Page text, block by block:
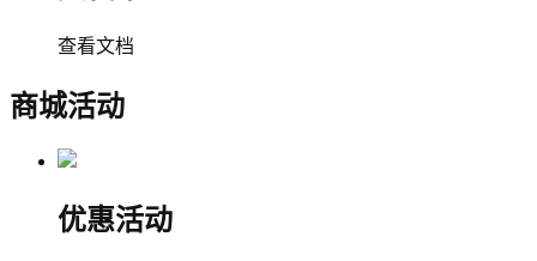
查看文档
商城活动
优惠活动